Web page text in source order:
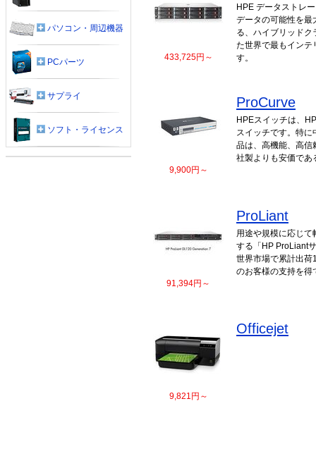
433,725円～
HPE データストレ
データの可能性を最
る、ハイブリッドク
た世界で最もインテ
す。
9,900円～
ProCurve
HPEスイッチは、
スイッチです。特
品は、高機能、高信
社製よりも安価であ
91,394円～
ProLiant
用途や規模に応じて
する「HP ProLiant
世界市場で累計出荷
のお客様の支持を得
9,821円～
Officejet
パソコン・周辺機器
PCパーツ
サプライ
ソフト・ライセンス